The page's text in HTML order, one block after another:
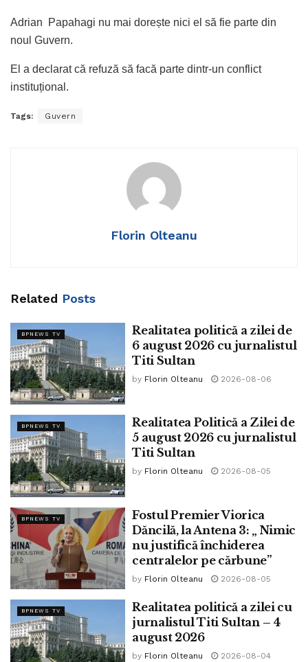
Adrian Papahagi nu mai dorește nici el să fie parte din
noul Guvern.
El a declarat că refuză să facă parte dintr-un conflict
instituțional.
Tags: Guvern
Florin Olteanu
Related Posts
BPNEWS TV
Realitatea politică a zilei de
6 august 2026 cu jurnalistul
Titi Sultan
by Florin Olteanu 2026-08-06
BPNEWS TV
Realitatea Politică a Zilei de
5 august 2026 cu jurnalistul
Titi Sultan
by Florin Olteanu 2026-08-05
BPNEWS TV
Fostul Premier Viorica
Dăncilă, la Antena 3: „ Nimic
nu justifică închiderea
centralelor pe cărbune”
by Florin Olteanu 2026-08-05
BPNEWS TV
Realitatea politică a zilei cu
jurnalistul Titi Sultan – 4
august 2026
by Florin Olteanu 2026-08-04